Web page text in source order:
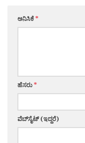
ಅನಿಸಿಕೆ*
ಹೆಸರು*
ವೆಬ್‌ಸೈಟ್ (ಇದ್ದರೆ)